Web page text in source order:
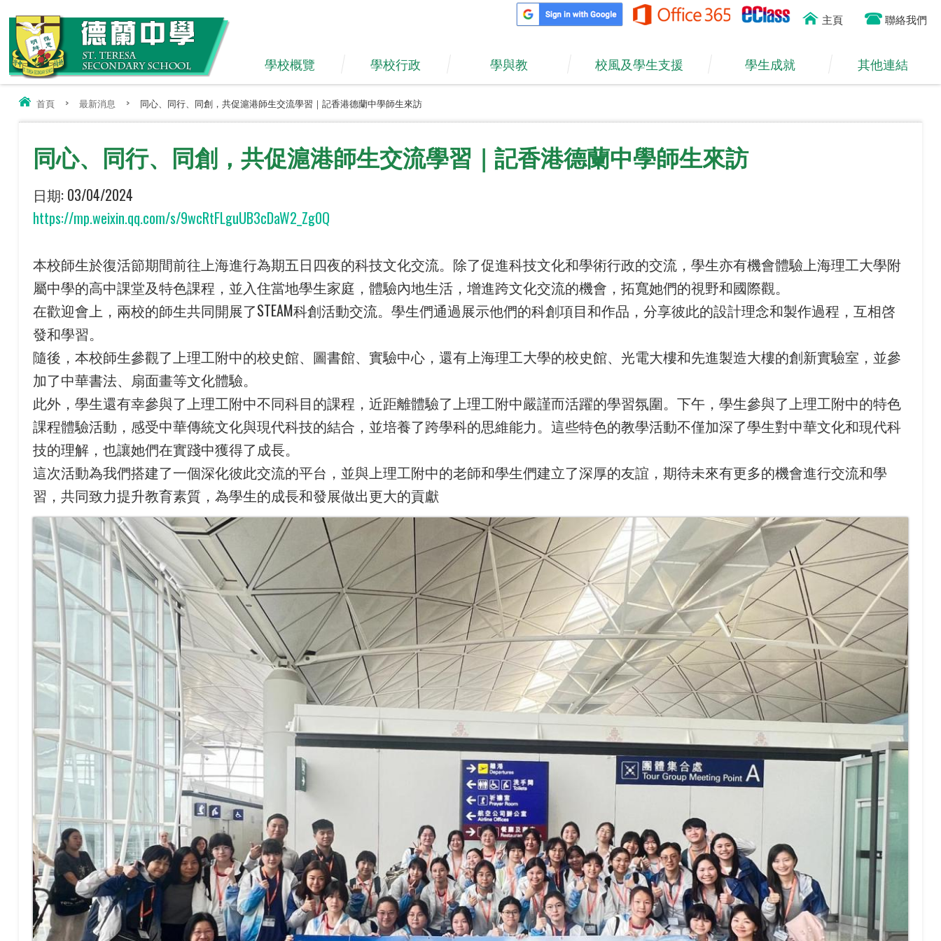
主頁 聯絡我們
學校概覽 學校行政 學與教 校風及學生支援 學生成就 其他連結
首頁 > 最新消息 > 同心、同行、同創，共促滬港師生交流學習｜記香港德蘭中學師生來訪
同心、同行、同創，共促滬港師生交流學習｜記香港德蘭中學師生來訪
日期: 03/04/2024
https://mp.weixin.qq.com/s/9wcRtFLguUB3cDaW2_Zg0Q
本校師生於復活節期間前往上海進行為期五日四夜的科技文化交流。除了促進科技文化和學術行政的交流，學生亦有機會體驗上海理工大學附
屬中學的高中課堂及特色課程，並入住當地學生家庭，體驗內地生活，增進跨文化交流的機會，拓寬她們的視野和國際觀。
在歡迎會上，兩校的師生共同開展了STEAM科創活動交流。學生們通過展示他們的科創項目和作品，分享彼此的設計理念和製作過程，互相啓
發和學習。
隨後，本校師生參觀了上理工附中的校史館、圖書館、實驗中心，還有上海理工大學的校史館、光電大樓和先進製造大樓的創新實驗室，並參
加了中華書法、扇面畫等文化體驗。
此外，學生還有幸參與了上理工附中不同科目的課程，近距離體驗了上理工附中嚴謹而活躍的學習氛圍。下午，學生參與了上理工附中的特色
課程體驗活動，感受中華傳統文化與現代科技的結合，並培養了跨學科的思維能力。這些特色的教學活動不僅加深了學生對中華文化和現代科
技的理解，也讓她們在實踐中獲得了成長。
這次活動為我們搭建了一個深化彼此交流的平台，並與上理工附中的老師和學生們建立了深厚的友誼，期待未來有更多的機會進行交流和學
習，共同致力提升教育素質，為學生的成長和發展做出更大的貢獻